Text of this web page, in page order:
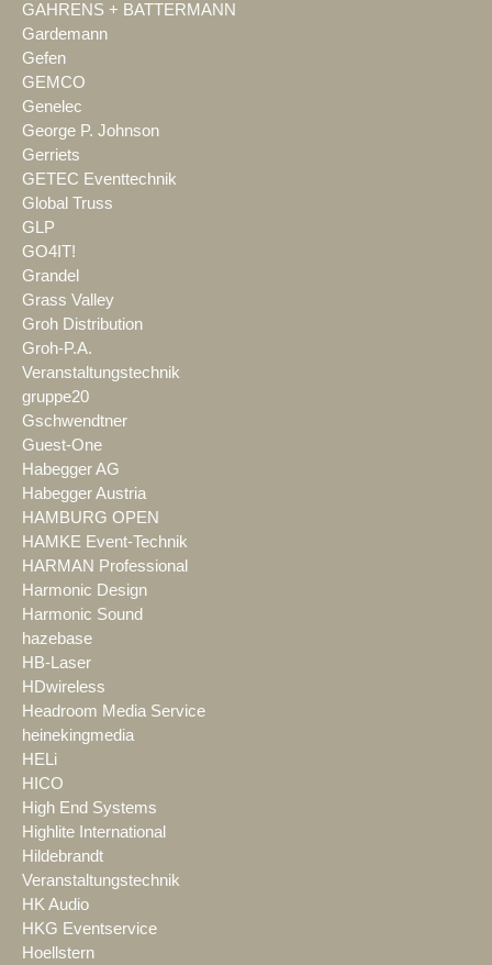
GAHRENS + BATTERMANN
Gardemann
Gefen
GEMCO
Genelec
George P. Johnson
Gerriets
GETEC Eventtechnik
Global Truss
GLP
GO4IT!
Grandel
Grass Valley
Groh Distribution
Groh-P.A.
Veranstaltungstechnik
gruppe20
Gschwendtner
Guest-One
Habegger AG
Habegger Austria
HAMBURG OPEN
HAMKE Event-Technik
HARMAN Professional
Harmonic Design
Harmonic Sound
hazebase
HB-Laser
HDwireless
Headroom Media Service
heinekingmedia
HELi
HICO
High End Systems
Highlite International
Hildebrandt
Veranstaltungstechnik
HK Audio
HKG Eventservice
Hoellstern